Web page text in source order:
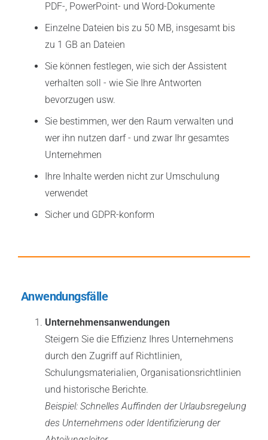
PDF-, PowerPoint- und Word-Dokumente
Einzelne Dateien bis zu 50 MB, insgesamt bis
zu 1 GB an Dateien
Sie können festlegen, wie sich der Assistent
verhalten soll - wie Sie Ihre Antworten
bevorzugen usw.
Sie bestimmen, wer den Raum verwalten und
wer ihn nutzen darf - und zwar Ihr gesamtes
Unternehmen
Ihre Inhalte werden nicht zur Umschulung
verwendet
Sicher und GDPR-konform
Anwendungsfälle
Unternehmensanwendungen
Steigern Sie die Effizienz Ihres Unternehmens
durch den Zugriff auf Richtlinien,
Schulungsmaterialien, Organisationsrichtlinien
und historische Berichte.
Beispiel: Schnelles Auffinden der Urlaubsregelung
des Unternehmens oder Identifizierung der